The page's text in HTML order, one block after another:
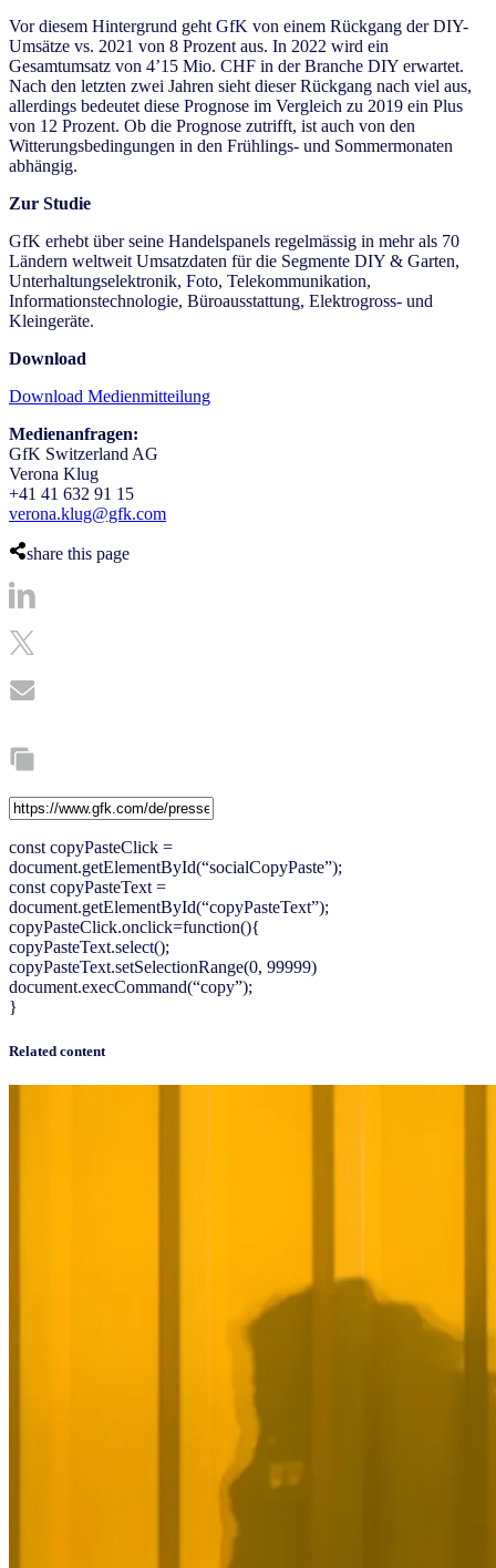
Vor diesem Hintergrund geht GfK von einem Rückgang der DIY-
Umsätze vs. 2021 von 8 Prozent aus. In 2022 wird ein
Gesamtumsatz von 4’15 Mio. CHF in der Branche DIY erwartet.
Nach den letzten zwei Jahren sieht dieser Rückgang nach viel aus,
allerdings bedeutet diese Prognose im Vergleich zu 2019 ein Plus
von 12 Prozent. Ob die Prognose zutrifft, ist auch von den
Witterungsbedingungen in den Frühlings- und Sommermonaten
abhängig.
Zur Studie
GfK erhebt über seine Handelspanels regelmässig in mehr als 70
Ländern weltweit Umsatzdaten für die Segmente DIY & Garten,
Unterhaltungselektronik, Foto, Telekommunikation,
Informationstechnologie, Büroausstattung, Elektrogross- und
Kleingeräte.
Download
Download Medienmitteilung
Medienanfragen:
GfK Switzerland AG
Verona Klug
+41 41 632 91 15
verona.klug@gfk.com
share this page
const copyPasteClick =
document.getElementById(“socialCopyPaste”);
const copyPasteText =
document.getElementById(“copyPasteText”);
copyPasteClick.onclick=function(){
copyPasteText.select();
copyPasteText.setSelectionRange(0, 99999)
document.execCommand(“copy”);
}
Related content